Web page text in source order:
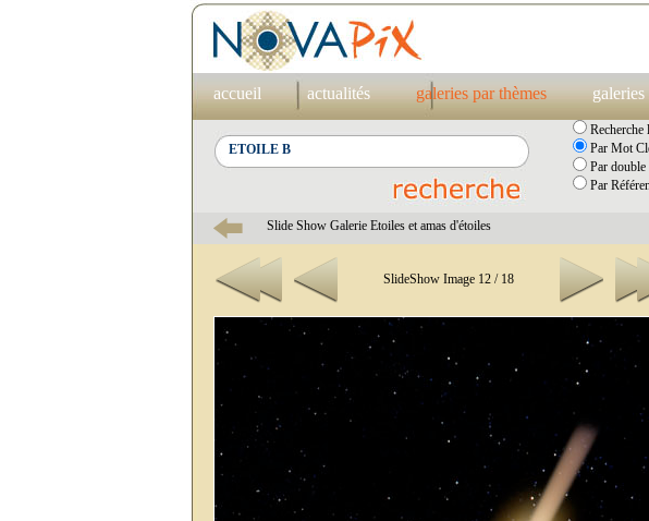
accueil actualités galeries par thèmes
Recherche
Par Mot
Par
Par
Slide Show Galerie Etoiles et amas d'étoiles
SlideShow Image 12 / 18